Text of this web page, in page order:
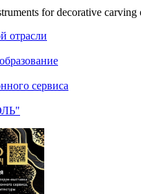
for decorative
отрасли
сервиса